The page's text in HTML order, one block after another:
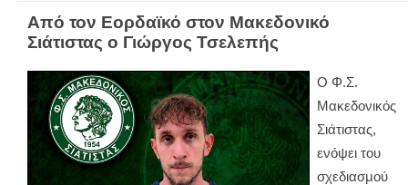
Από τον Εορδαϊκό στον Μακεδονικό
Σιάτιστας ο Γιώργος Τσελεπής
Ο Φ.Σ.
Μακεδονικός
Σιάτιστας,
ενόψει του
σχεδιασμού